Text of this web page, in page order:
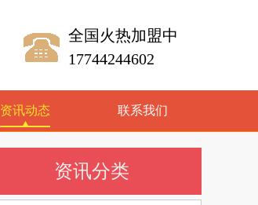
全国火热加盟中
17744244602
资讯动态 联系我们
资讯分类